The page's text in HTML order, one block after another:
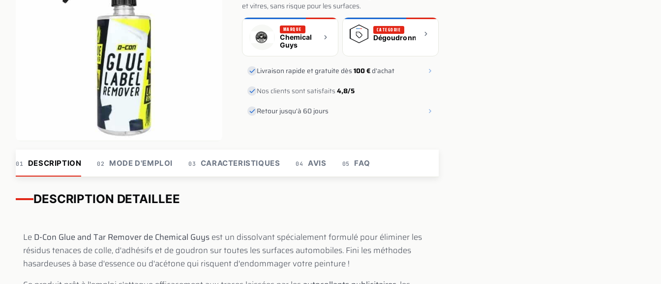
et vitres, sans risque pour les surfaces.
MARQUE
Chemical
Guys
CATEGORIE
Dégoudronnant
Livraison rapide et gratuite dès100 €d'achat
Nos clients sont satisfaits4,8/5
Retour jusqu'à 60 jours
01 DESCRIPTION 02 MODE D'EMPLOI 03 CARACTERISTIQUES 04 AVIS 05 FAQ
DESCRIPTION DETAILLEE
Le D-Con Glue and Tar Remover de Chemical Guysest un dissolvant spécialement formulé pour éliminer les
résidus tenaces de colle, d'adhésifs et de goudron sur toutes les surfaces automobiles. Fini les méthodes
hasardeuses à base d'essence ou d'acétone qui risquent d'endommager votre peinture !